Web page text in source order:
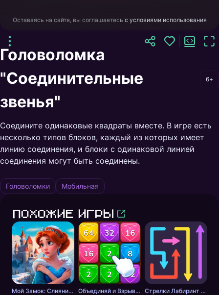
Оставаясь на сайте, вы соглашаетесь с условиями использования
Головоломка
"Соединительные
звенья"
6+
Соедините одинаковые квадраты вместе. В игре есть
несколько типов блоков, каждый из которых имеет
линию соединения, и блоки с одинаковой линией
соединения могут быть соединены.
Головоломки Мобильная
Похожие игры
Мой Замок: Слияние и История Объединяй и Взрывай + 2048 Стрелки Лабиринт - Цветной путь